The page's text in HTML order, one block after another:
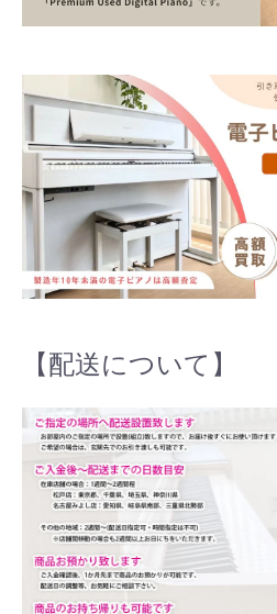
【配送について】